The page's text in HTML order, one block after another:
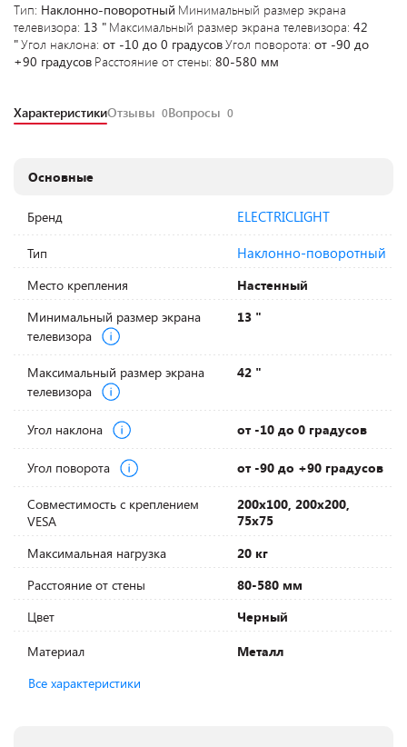
Тип: Наклонно-поворотный Минимальный размер экрана
телевизора: 13 " Максимальный размер экрана телевизора: 42
"Угол наклона: от -10 до 0 градусовУгол поворота: от -90 до
+90 градусов Расстояние от стены: 80-580 мм
ХарактеристикиОтзывы 0Вопросы 0
Основные
Бренд ELECTRICLIGHT
Тип Наклонно-поворотный
Место крепления
Настенный
Минимальный размер экрана
телевизора
13 "
Максимальный размер экрана
телевизора
42 "
Угол наклона от -10 до 0 градусов
Угол поворота от -90 до +90 градусов
Совместимость с креплением
VESA
200х100, 200х200,
75х75
Максимальная нагрузка
20 кг
Расстояние от стены
80-580 мм
Цвет
Черный
Материал
Металл
Все характеристики